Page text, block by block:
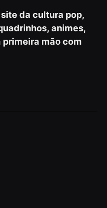
da cultura pop,
animes,
primeira mão com